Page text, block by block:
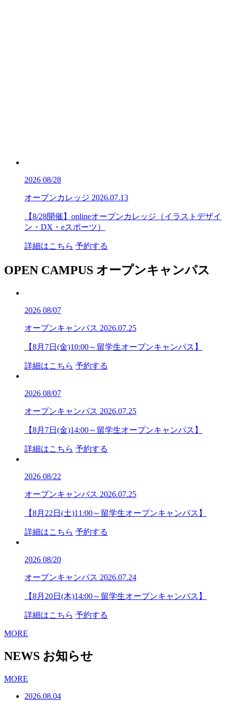
2026 08/28
オープンカレッジ 2026.07.13
【8/28開催】onlineオープンカレッジ（イラストデザイ
ン・DX・eスポーツ）
詳細はこちら 予約する
OPEN CAMPUS オープンキャンパス
2026 08/07
オープンキャンパス 2026.07.25
【8月7日(金)10:00～留学生オープンキャンパス】
詳細はこちら 予約する
2026 08/07
オープンキャンパス 2026.07.25
【8月7日(金)14:00～留学生オープンキャンパス】
詳細はこちら 予約する
2026 08/22
オープンキャンパス 2026.07.25
【8月22日(土)11:00～留学生オープンキャンパス】
詳細はこちら 予約する
2026 08/20
オープンキャンパス 2026.07.24
【8月20日(木)14:00～留学生オープンキャンパス】
詳細はこちら 予約する
MORE
NEWS お知らせ
MORE
2026.08.04